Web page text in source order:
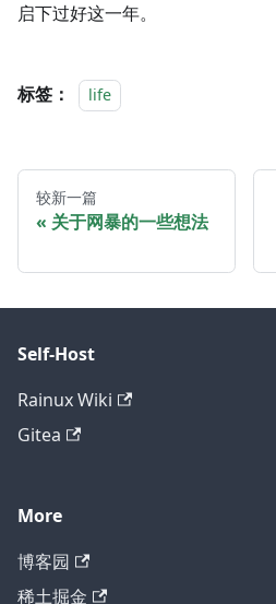
启下过好这一年。
标签： life
较新一篇
关于网暴的一些想法
Self-Host
Rainux Wiki
Gitea
More
博客园
稀土掘金